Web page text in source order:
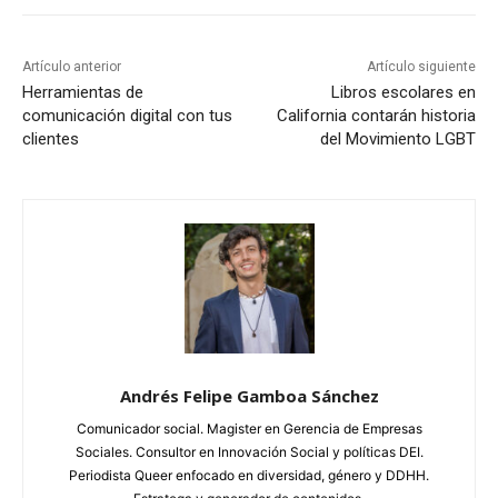
Artículo anterior
Herramientas de
comunicación digital con tus
clientes
Artículo siguiente
Libros escolares en
California contarán historia
del Movimiento LGBT
Andrés Felipe Gamboa Sánchez
Comunicador social. Magister en Gerencia de Empresas
Sociales. Consultor en Innovación Social y políticas DEI.
Periodista Queer enfocado en diversidad, género y DDHH.